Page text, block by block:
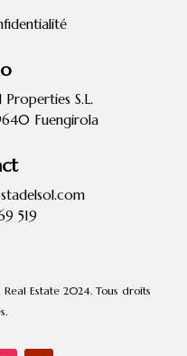
S.L.
Fuengirola
519
Estate 2024. Tous droits